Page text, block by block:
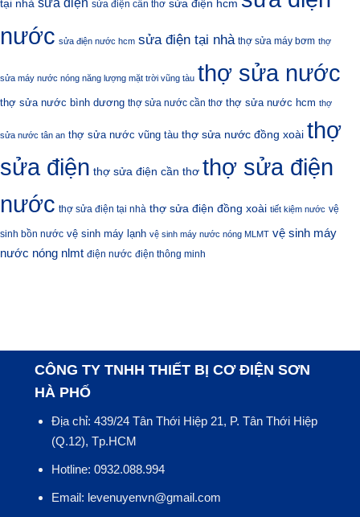
tại nhà sửa điện cần thơ sửa điện hcm
nước sửa điện nước hcm sửa điện tại nhà thợ sửa máy bơm thợ
sửa máy nước nóng năng lượng mặt trời vũng tàu thợ sửa nước
thợ sửa nước bình dương thợ sửa nước cần thơ thợ sửa nước hcm thợ
sửa nước tân an thợ sửa nước vũng tàu thợ sửa nước đồng xoài thợ
sửa điện thợ sửa điện cần thơ thợ sửa điện
nước thợ sửa điện tại nhà thợ sửa điện đồng xoài tiết kiệm nước vệ
sinh bồn nước vệ sinh máy lạnh vệ sinh máy nước nóng MLMT vệ sinh máy
nước nóng nlmt điện nước điện thông minh
CÔNG TY TNHH THIẾT BỊ CƠ ĐIỆN SƠN
HÀ PHỐ
Địa chỉ: 439/24 Tân Thới Hiệp 21, P. Tân Thới Hiệp
(Q.12), Tp.HCM
Hotline: 0932.088.994
Email: levenuyenvn@gmail.com